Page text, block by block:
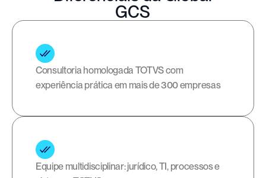
GCS
Consultoria homologada TOTVS com
experiência prática em mais de 300 empresas
Equipe multidisciplinar: jurídico, TI, processos e